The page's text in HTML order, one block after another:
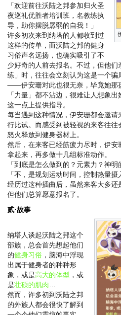
「欢迎前往沃陆之邦参加归火圣
夜巡礼优胜者培训班，名教练执
导，助你摆脱孱弱的自我！」
许多初次来到纳塔的人都收到过
这样的传单，而沃陆之邦的健身
习俗声名远扬，也确实吸引了不
少好奇的人前去报名。不过，但他
练」时，往往会立刻认为这是一个骗
——伊安珊对此也很无奈，毕竟她那
「力量」都不沾边，很难让人想象出
这一点上提供指导。
每当遇到这种情况，伊安珊都会邀
行比试。而感受到被轻视的来客往
怒火释放到健身器材上。
然后，在来客已经筋疲力尽时，伊
拿起来，再多做十几组标准动作。
「到底是怎么做到的？元素力？神明
「不，是规划运动时间，控制热量摄
经历过这种插曲后，虽然来客大多还
但他们总算愿意报名了。
贰·故事
纳塔人谈起沃陆之邦这个
部族，总会首先想起他们
的健身习俗 ，脑海中浮现
出属于健身者的种种形
象，或是高大的体型 ，或
是壮硕的肌肉
然而，许多初到沃陆之邦
的外族人都会很快了解到